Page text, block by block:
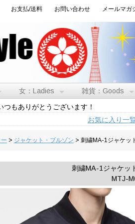
お支払/送料 お問い合わせ メールマガ
女：Ladies 雑貨：Goods
もありがとうございます！
お気に入り一
> ジャケット・ブルゾン > 刺繍MA-1ジャケッ
刺繍MA-1ジャケッ
MTJ-